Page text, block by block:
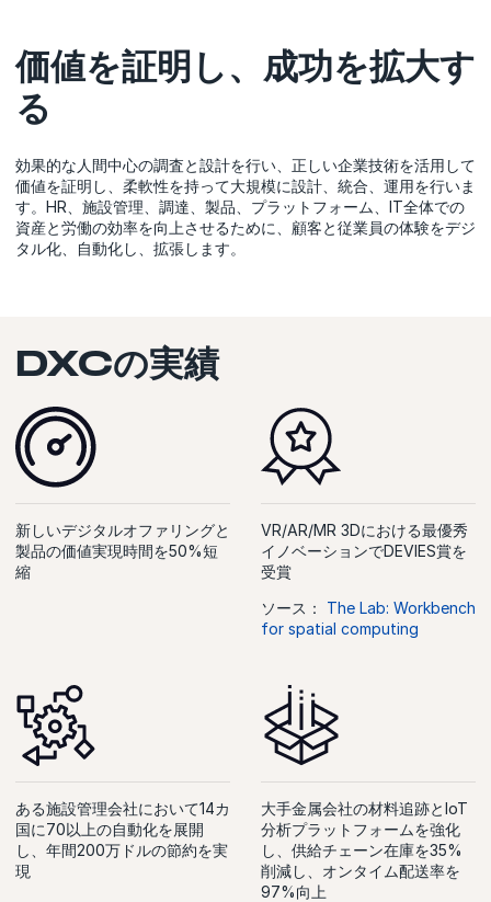
価値を証明し、成功を拡大す
る
効果的な人間中心の調査と設計を行い、正しい企業技術を活用して
価値を証明し、柔軟性を持って大規模に設計、統合、運用を行いま
す。HR、施設管理、調達、製品、プラットフォーム、IT全体での
資産と労働の効率を向上させるために、顧客と従業員の体験をデジ
タル化、自動化し、拡張します。
DXCの実績
新しいデジタルオファリングと
製品の価値実現時間を50%短
縮
VR/AR/MR 3Dにおける最優秀
イノベーションでDEVIES賞を
受賞
ソース： The Lab: Workbench
for spatial computing
ある施設管理会社において14カ
国に70以上の自動化を展開
し、年間200万ドルの節約を実
現
大手金属会社の材料追跡とIoT
分析プラットフォームを強化
し、供給チェーン在庫を35%
削減し、オンタイム配送率を
97%向上